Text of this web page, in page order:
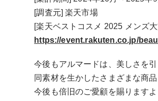
[調査元] 楽天市場
[楽天ベストコスメ 2025 メンズ
https://event.rakuten.co.jp/
今後もアルマードは、美しさを
同素材を生かしたさまざまな商
今後も倍旧のご愛顧を賜ります